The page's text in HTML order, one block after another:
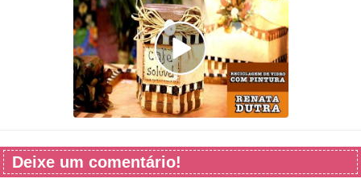
Deixe um comentário!